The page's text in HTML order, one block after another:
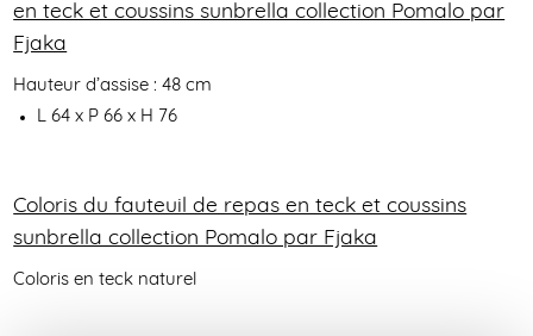
en teck et coussins sunbrella collection Pomalo par
Fjaka
Hauteur d’assise : 48 cm
L 64 x P 66 x H 76
Coloris du fauteuil de repas en teck et coussins
sunbrella collection Pomalo par Fjaka
Coloris en teck naturel